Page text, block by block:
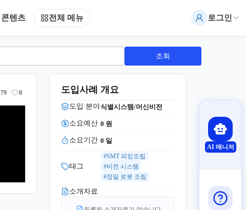
콘텐츠 전체 메뉴 로그인
조회
79 0 도입사례 개요
도입 분야식별시스템/머신비전
소요예산 0 원
소요기간 0 일
태그
#SMT 피킹조립
#비전 시스템
#정밀 로봇 조립
소개자료
AI 매니저